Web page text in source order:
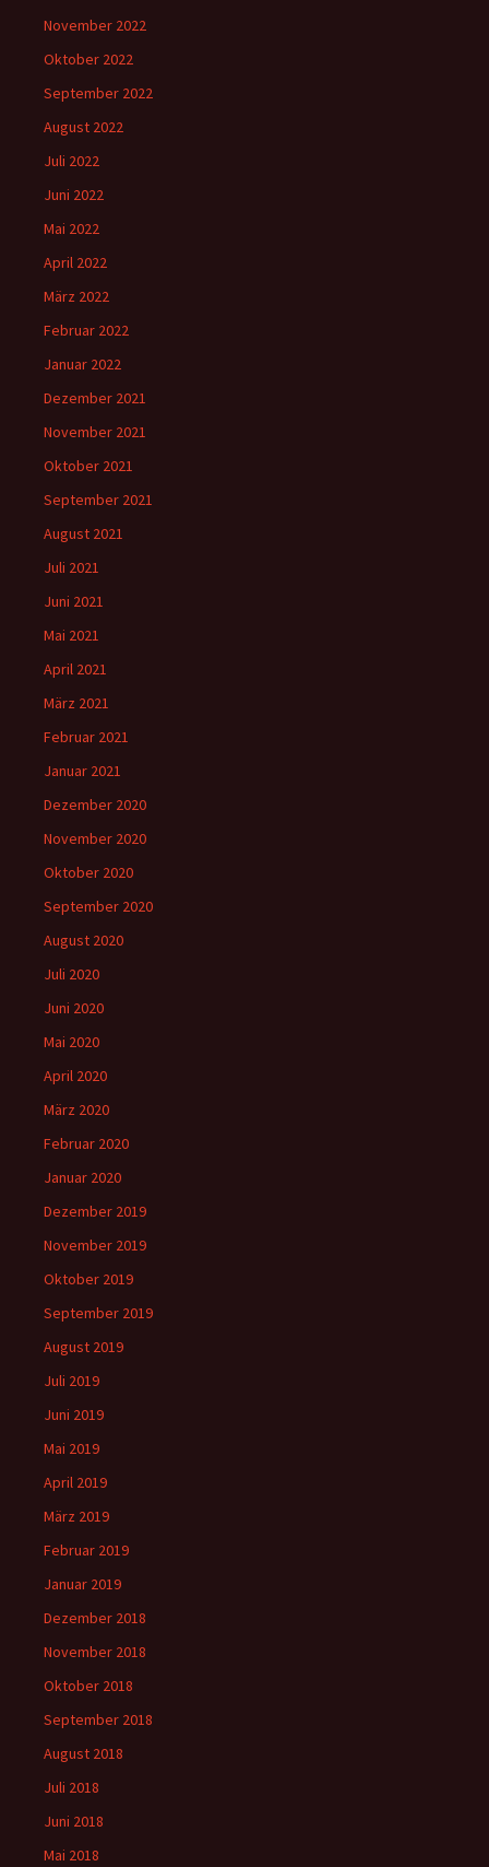
November 2022
Oktober 2022
September 2022
August 2022
Juli 2022
Juni 2022
Mai 2022
April 2022
März 2022
Februar 2022
Januar 2022
Dezember 2021
November 2021
Oktober 2021
September 2021
August 2021
Juli 2021
Juni 2021
Mai 2021
April 2021
März 2021
Februar 2021
Januar 2021
Dezember 2020
November 2020
Oktober 2020
September 2020
August 2020
Juli 2020
Juni 2020
Mai 2020
April 2020
März 2020
Februar 2020
Januar 2020
Dezember 2019
November 2019
Oktober 2019
September 2019
August 2019
Juli 2019
Juni 2019
Mai 2019
April 2019
März 2019
Februar 2019
Januar 2019
Dezember 2018
November 2018
Oktober 2018
September 2018
August 2018
Juli 2018
Juni 2018
Mai 2018